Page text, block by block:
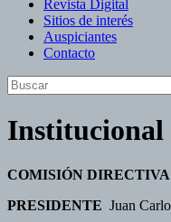
Revista Digital
Sitios de interés
Auspiciantes
Contacto
Institucional
COMISIÓN DIRECTIVA
PRESIDENTE Juan